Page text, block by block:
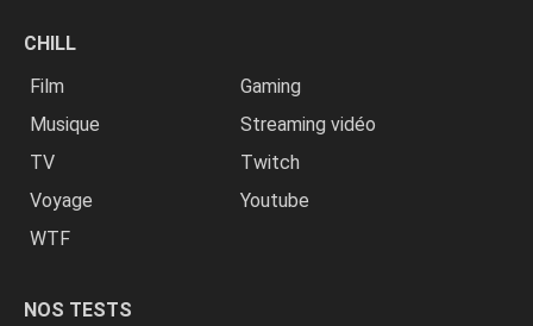
CHILL
Film
Gaming
Musique
Streaming vidéo
TV
Twitch
Voyage
Youtube
WTF
NOS TESTS